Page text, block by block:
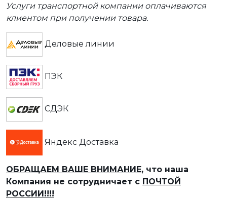
Услуги транспортной компании оплачиваются
клиентом при получении товара.
Деловые линии
ПЭК
СДЭК
Яндекс Доставка
ОБРАЩАЕМ ВАШЕ ВНИМАНИЕ, что наша
Компания не сотрудничает с ПОЧТОЙ
РОССИИ!!!!